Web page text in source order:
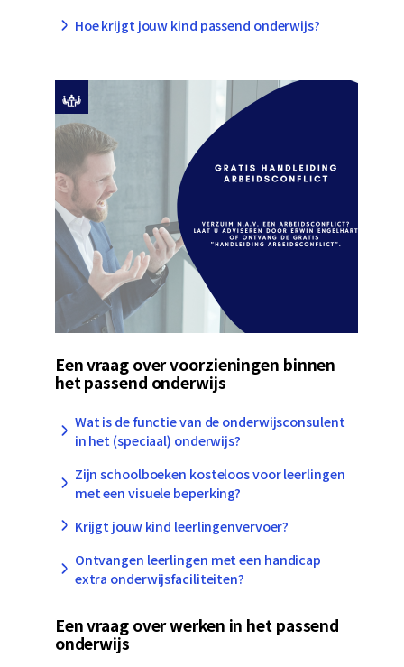
Hoe krijgt jouw kind passend onderwijs?
Een vraag over voorzieningen binnen
het passend onderwijs
Wat is de functie van de onderwijsconsulent
in het (speciaal) onderwijs?
Zijn schoolboeken kosteloos voor leerlingen
met een visuele beperking?
Krijgt jouw kind leerlingenvervoer?
Ontvangen leerlingen met een handicap
extra onderwijsfaciliteiten?
Een vraag over werken in het passend
onderwijs